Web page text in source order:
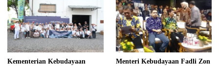
Kementerian Kebudayaan
Menteri Kebudayaan Fadli Zon